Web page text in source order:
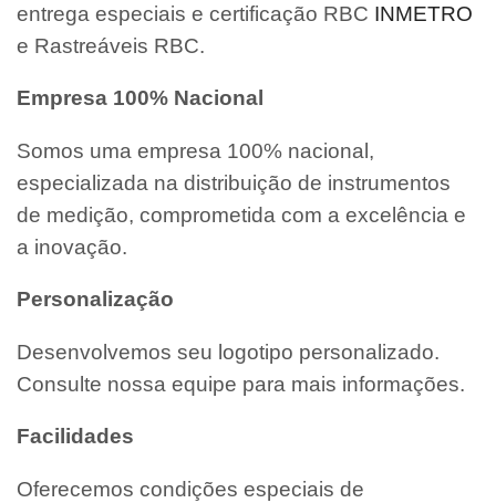
entrega especiais e certificação RBC INMETRO
e Rastreáveis RBC.
Empresa 100% Nacional
Somos uma empresa 100% nacional,
especializada na distribuição de instrumentos
de medição, comprometida com a excelência e
a inovação.
Personalização
Desenvolvemos seu logotipo personalizado.
Consulte nossa equipe para mais informações.
Facilidades
Oferecemos condições especiais de